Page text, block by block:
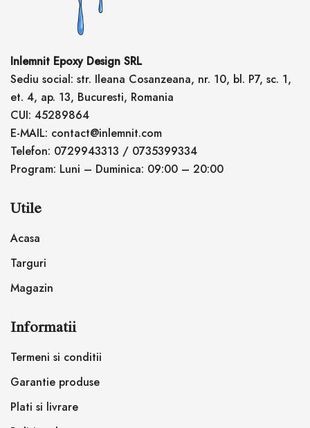
Inlemnit Epoxy Design SRL
Sediu social: str. Ileana Cosanzeana, nr. 10, bl. P7, sc. 1,
et. 4, ap. 13, Bucuresti, Romania
CUI: 45289864
E-MAIL: contact@inlemnit.com
Telefon: 0729943313 / 0735399334
Program: Luni – Duminica: 09:00 – 20:00
Utile
Acasa
Targuri
Magazin
Informatii
Termeni si conditii
Garantie produse
Plati si livrare